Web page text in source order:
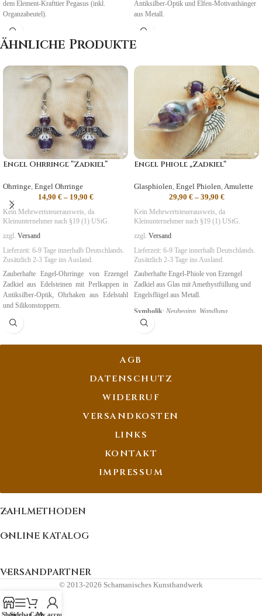
dem Element-Krafttier Pegasus (inkl.
Organzabeutel).
Antiksilber-Optik und Elfen-Motivanhänger
aus Metall.
Symbolik
NatUrGeister
Ähnliche Produkte
Engel Ohrringe “Zadkiel”
Ohrringe, Engel Ohrringe
14,90 €– 19,90 €
Kein Mehrwertsteuerausweis, da
Kleinunternehmer nach §19 (1) UStG.
zzgl. Versand
Lieferzeit: 6-9 Tage innerhalb Deutschlands.
Zusätzlich 2-3 Tage ins Ausland.
Zauberhafte Engel-Ohrringe von Erzengel
Zadkiel aus Edelsteinen mit Perlkappen in
Antiksilber-Optik, Ohrhaken aus Edelstahl
und Silikonstoppern.
Symbolik
Transformation
Engel Phiole „Zadkiel“
Glasphiolen, Engel Phiolen,Amulette
29,90 €– 39,90 €
Kein Mehrwertsteuerausweis, da
Kleinunternehmer nach §19 (1) UStG.
zzgl. Versand
Lieferzeit: 6-9 Tage innerhalb Deutschlands.
Zusätzlich 2-3 Tage ins Ausland.
Zauberhafte Engel-Phiole von Erzengel
Zadkiel aus Glas mit Amethystfüllung und
Engelsflügel aus Metall.
Symbolik: Neubeginn, Wandlung,
Transformation
AGB
DATENSCHUTZ
WIDERRUF
VERSANDKOSTEN
LINKS
KONTAKT
IMPRESSUM
ZAHLMETHODEN
ONLINE KATALOG
VERSANDPARTNER
© 2013-2026 Schamanisches Kunsthandwerk
ShopSidebarCartMy account